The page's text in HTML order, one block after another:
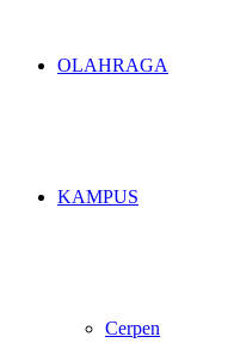
OLAHRAGA
KAMPUS
Cerpen